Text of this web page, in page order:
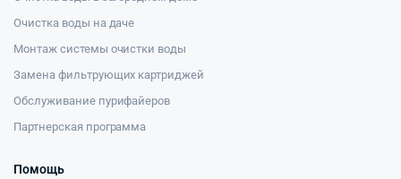
Очистка воды на даче
Монтаж системы очистки воды
Замена фильтрующих картриджей
Обслуживание пурифайеров
Партнерская программа
Помощь